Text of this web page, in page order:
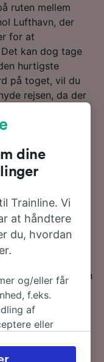
ruten mellem
Lufthavn, der
for at
kan dog tage
hurtigste
på toget, vil du
rejsen, da der
eller dele af din
da de er den
siden for at
dig, hvor meget
til
du bestiller i
Schiphol
- lav en søgning
af mere om rejsen
forneden og,-tips
og vores ofte
og sidste
dine
Trainline. Vi
at håndtere
du, hvordan
og/eller får
f.eks.
af
eller
hvor